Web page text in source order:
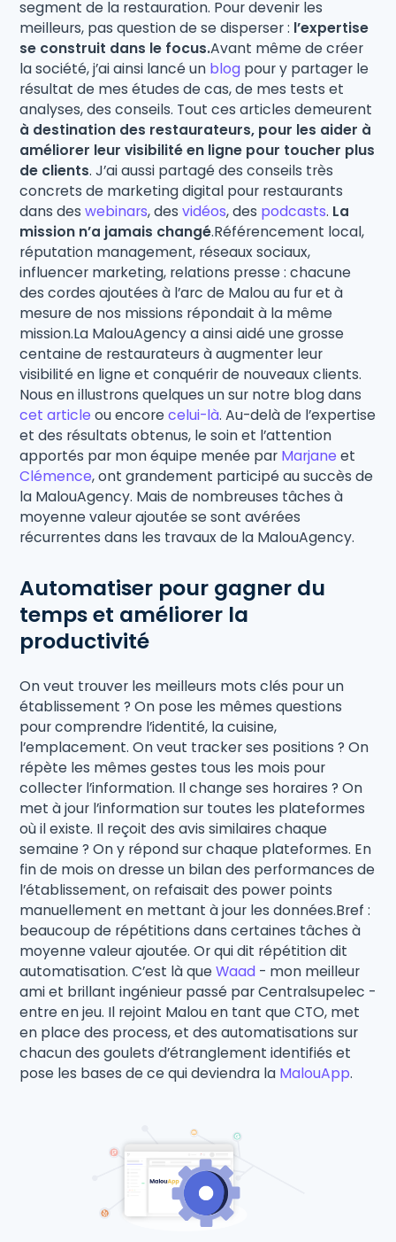
segment de la restauration. Pour devenir les
meilleurs, pas question de se disperser : l’expertise
se construit dans le focus.Avant même de créer
la société, j’ai ainsi lancé un blog pour y partager le
résultat de mes études de cas, de mes tests et
analyses, des conseils. Tout ces articles demeurent
à destination des restaurateurs, pour les aider à
améliorer leur visibilité en ligne pour toucher plus
de clients. J’ai aussi partagé des conseils très
concrets de marketing digital pour restaurants
dans deswebinars, desvidéos, des podcasts. La
mission n’a jamais changé.Référencement local,
réputation management, réseaux sociaux,
influencer marketing, relations presse : chacune
des cordes ajoutées à l’arc de Malou au fur et à
mesure de nos missions répondait à la même
mission.La MalouAgency a ainsi aidé une grosse
centaine de restaurateurs à augmenter leur
visibilité en ligne et conquérir de nouveaux clients.
Nous en illustrons quelques un sur notre blog dans
cet article ou encorecelui-là. Au-delà de l’expertise
et des résultats obtenus, le soin et l’attention
apportés par mon équipe menée par Marjane et
Clémence, ont grandement participé au succès de
la MalouAgency. Mais de nombreuses tâches à
moyenne valeur ajoutée se sont avérées
récurrentes dans les travaux de la MalouAgency.
Automatiser pour gagner du
temps et améliorer la
productivité
On veut trouver les meilleurs mots clés pour un
établissement ? On pose les mêmes questions
pour comprendre l’identité, la cuisine,
l’emplacement. On veut tracker ses positions ? On
répète les mêmes gestes tous les mois pour
collecter l’information. Il change ses horaires ? On
met à jour l’information sur toutes les plateformes
où il existe. Il reçoit des avis similaires chaque
semaine ? On y répond sur chaque plateformes. En
fin de mois on dresse un bilan des performances de
l’établissement, on refaisait des power points
manuellement en mettant à jour les données.Bref :
beaucoup de répétitions dans certaines tâches à
moyenne valeur ajoutée. Or qui dit répétition dit
automatisation. C’est là queWaad - mon meilleur
ami et brillant ingénieur passé par Centralsupelec -
entre en jeu. Il rejoint Malou en tant que CTO, met
en place des process, et des automatisations sur
chacun des goulets d’étranglement identifiés et
pose les bases de ce qui deviendra la MalouApp.